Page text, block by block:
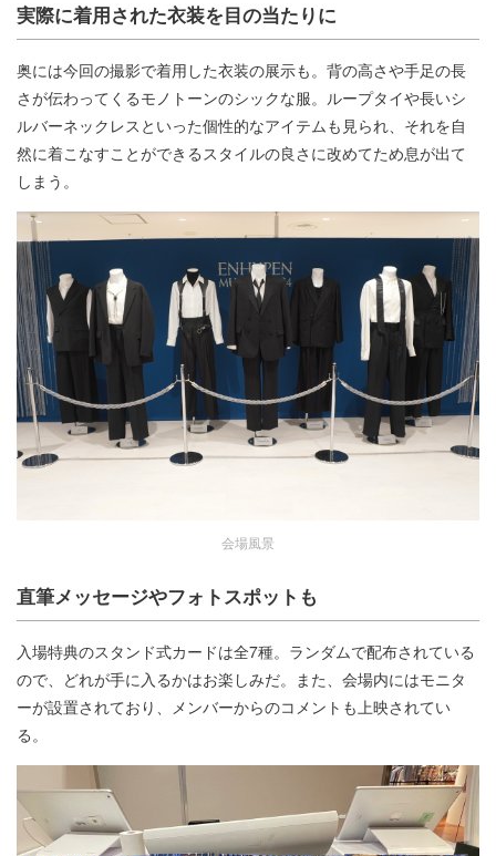
実際に着用された衣装を目の当たりに
奥には今回の撮影で着用した衣装の展示も。背の高さや手足の長
さが伝わってくるモノトーンのシックな服。ループタイや長いシ
ルバーネックレスといった個性的なアイテムも見られ、それを自
然に着こなすことができるスタイルの良さに改めてため息が出て
しまう。
会場風景
直筆メッセージやフォトスポットも
入場特典のスタンド式カードは全7種。ランダムで配布されている
ので、どれが手に入るかはお楽しみだ。 また、会場内にはモニタ
ーが設置されており、メンバーからのコメントも上映されてい
る。